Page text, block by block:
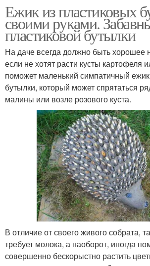
Ежик из пластиковых
своими руками.
пластиковой бутылки
На даче всегда должно быть хорошее
если не хотят расти кусты картофеля
поможет маленький симпатичный ежик
бутылки, который может спрятаться
малины или возле розового куста.
В отличие от своего живого собрата,
требует молока, а наоборот, иногда
совершенно бескорыстно растить